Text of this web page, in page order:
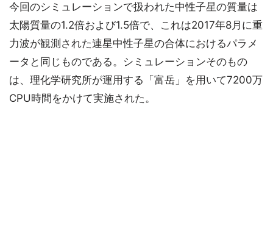
今回のシミュレーションで扱われた中性子星の質量は
太陽質量の1.2倍および1.5倍で、これは2017年8月に重
力波が観測された連星中性子星の合体におけるパラメ
ータと同じものである。シミュレーションそのもの
は、理化学研究所が運用する「富岳」を用いて7200万
CPU時間をかけて実施された。